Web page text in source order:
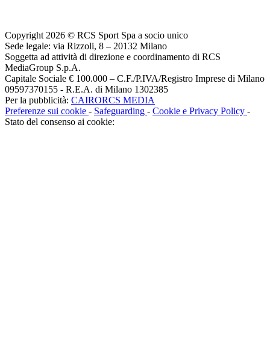
Copyright 2026 © RCS Sport Spa a socio unico
Sede legale: via Rizzoli, 8 – 20132 Milano
Soggetta ad attività di direzione e coordinamento di RCS
MediaGroup S.p.A.
Capitale Sociale € 100.000 – C.F./P.IVA/Registro Imprese di Milano
09597370155 - R.E.A. di Milano 1302385
Per la pubblicità: CAIRORCS MEDIA
Preferenze sui cookie - Safeguarding - Cookie e Privacy Policy -
Stato del consenso ai cookie: